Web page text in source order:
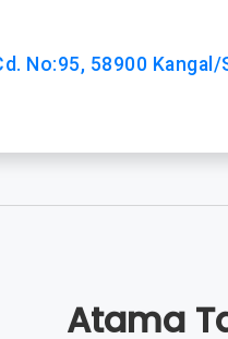
No:95, 58900 Kangal/
Atama